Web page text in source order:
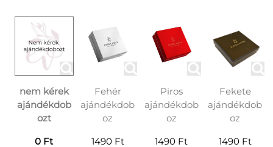
nem kérek
ajándékdob
ozt
0 Ft
Fehér
ajándékdob
oz
1490 Ft
Piros
ajándékdob
oz
1490 Ft
Fekete
ajándékdob
oz
1490 Ft